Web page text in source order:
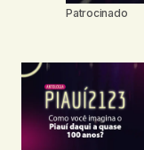
Patrocinado